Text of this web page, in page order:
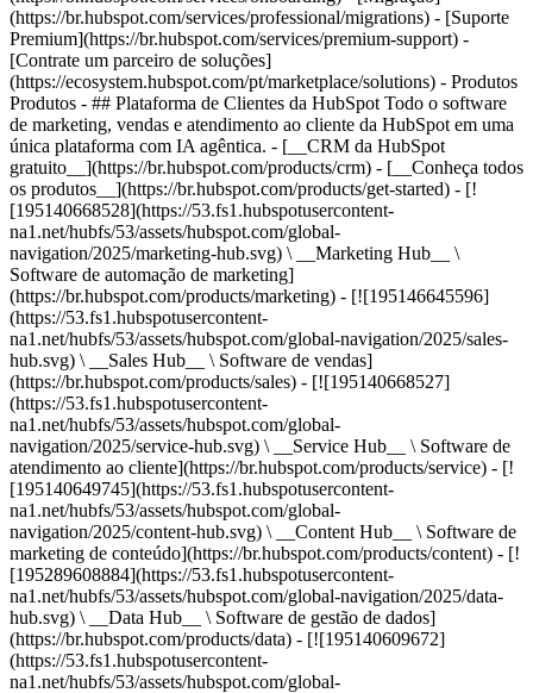
(https://br.hubspot.com/services/professional/migrations) - [Suporte
Premium](https://br.hubspot.com/services/premium-support) -
[Contrate um parceiro de soluções]
(https://ecosystem.hubspot.com/pt/marketplace/solutions) - Produtos Produtos - ## Plataforma de Clientes da HubSpot Todo o software de marketing, vendas e atendimento ao cliente da HubSpot em uma única plataforma com IA agêntica. - [__CRM da HubSpot gratuito__](https://br.hubspot.com/products/crm) - [__Conheça todos os produtos__](https://br.hubspot.com/products/get-started) - [![195140668528](https://53.fs1.hubspotusercontent-na1.net/hubfs/53/assets/hubspot.com/global-navigation/2025/marketing-hub.svg) \ __Marketing Hub__ \ Software de automação de marketing](https://br.hubspot.com/products/marketing) - [![195146645596](https://53.fs1.hubspotusercontent-na1.net/hubfs/53/assets/hubspot.com/global-navigation/2025/sales-hub.svg) \ __Sales Hub__ \ Software de vendas](https://br.hubspot.com/products/sales) - [![195140668527](https://53.fs1.hubspotusercontent-na1.net/hubfs/53/assets/hubspot.com/global-navigation/2025/service-hub.svg) \ __Service Hub__ \ Software de atendimento ao cliente](https://br.hubspot.com/products/service) - [![195140649745](https://53.fs1.hubspotusercontent-na1.net/hubfs/53/assets/hubspot.com/global-navigation/2025/content-hub.svg) \ __Content Hub__ \ Software de marketing de conteúdo](https://br.hubspot.com/products/content) - [![195289608884](https://53.fs1.hubspotusercontent-na1.net/hubfs/53/assets/hubspot.com/global-navigation/2025/data-hub.svg) \ __Data Hub__ \ Software de gestão de dados](https://br.hubspot.com/products/data) - [![195140609672](https://53.fs1.hubspotusercontent-na1.net/hubfs/53/assets/hubspot.com/global-navigation/2025/commerce-hub.svg) \ __Revenue Hub__ \ Software de CPQ, faturamento e pagamentos](https://br.hubspot.com/products/revenue) - [![ProductIcons_AgentHub_Icon_Orange](https://53.fs1.hubspotusercontent-na1.net/hubfs/53/assets/webteam-cms-portal/images/breeze/ProductIcons_AgentHub_Icon_Orange.svg) \ __Agent Hub__ \ O espaço central para criar e gerenciar agentes de IA em toda a plataforma](https://br.hubspot.com/products/artificial-intelligence) - [![188619147390](https://53.fs1.hubspotusercontent-na1.net/hubfs/53/assets/hubspot.com/global-navigation/help-me-choose-tool.svg) \ __Precisa de ajuda para escolher?__ \ Responda algumas perguntas e nós te ajudaremos a achar os produtos ideais para o seu negócio.](https://br.hubspot.com/products/help-me-choose) - [![195140649746](https://53.fs1.hubspotusercontent-na1.net/hubfs/53/assets/hubspot.com/global-navigation/2025/small-business.svg) \ __Pacote para pequenas empresas__ \ A edição Starter de cada produto, desenvolvida para startups e pequenas empresas](https://br.hubspot.com/products/crm/starter) - [![210646671655](https://53.fs1.hubspotusercontent-na1.net/hubfs/53/assets/hubspot.com/global-navigation/2025/aeo.svg) \ __AEO (Beta)__ \ Ferramentas de otimização para mecanismos de resposta que rastreiam e melhoram a visibilidade da sua marca nos resultados de IA.](https://br.hubspot.com/products/aeo) - [![195140649747](https://53.fs1.hubspotusercontent-na1.net/hubfs/53/assets/hubspot.com/global-navigation/2025/app-marketplace.svg) \ __HubSpot Marketplace__ \ Conecte seus aplicativos favoritos à HubSpot](https://ecosystem.hubspot.com/pt/marketplace/apps) - Soluções Soluções - Por tipo de uso - ## Marketing - [Gere leads](https://br.hubspot.com/use-case/drive-revenue-high-quality-leads) - [Automatize o marketing](https://br.hubspot.com/use-case/maximize-efficiency-ai-automation) - ## Vendas - [Crie pipelines](https://br.hubspot.com/use-case/build-sales-pipeline) - [Fechar negócios](https://br.hubspot.com/use-case/close-more-deals) - ## Atendimento ao cliente - [Expanda o suporte](https://br.hubspot.com/use-case/scale-customer-service-support) - [Melhore a retenção](https://br.hubspot.com/use-case/drive-customer-satisfaction) - ## Conteúdo - [Crie conteúdo](https://br.hubspot.com/use-case/create-content-for-customer-journey) - [Gerencie conteúdo](https://br.hubspot.com/use-case/manage-content) - ## Startups e pequenas empresas - [Encontre e alcance clientes](https://br.hubspot.com/use-case/find-and-reach-customers) - [Aumente as vendas e receba pagamentos](https://br.hubspot.com/use-case/grow-sales-and-get-paid-faster) - [Organize os dados do cliente](https://br.hubspot.com/use-case/understand-and-organize-customer-data) - ## Inteligência artificial - [Resolva dúvidas de seus clientes 24/7](https://br.hubspot.com/products/artificial-intelligence/ai-customer-service-agent) - [Automatize a prospecção de vendas](https://br.hubspot.com/products/sales/ai-prospecting-agent) - [Faça uma análise mais rápida de seus clientes](https://br.hubspot.com/products/artificial-intelligence/ai-data-agent) - Por tamanho da equipe - ## Por tamanho da equipe - ![195309752641](https://53.fs1.hubspotusercontent-na1.net/hub/53/hubfs/assets/hubspot.com/global-navigation/2025/Small%20Businesses%20%26%20Start%20ups.webp?%20Start%20ups.webp&width=1035&height=450&name=Small%20Businesses%20%26%20Start%20ups.webp%3F%20Start%20ups.webp) ### Para pequenas empresas e startups A Plataforma de Clientes Starter da HubSpot ajuda sua startup ou pequena empresa em crescimento a encontrar e conquistar clientes desde o primeiro dia. [Saiba mais sobre a Plataforma de Clientes Starter da HubSpot](https://br.hubspot.com/products/crm/starter) - ![195309752642](https://53.fs1.hubspotusercontent-na1.net/hub/53/hubfs/assets/hubspot.com/global-navigation/2025/Enterprise.webp?width=1035&height=450&name=Enterprise.webp) ### Para grandes empresas A Plataforma de Clientes Enterprise integrada da HubSpot é poderosa e fácil de usar. [Saiba mais sobre a Plataforma de Clientes Enterprise da HubSpot](https://br.hubspot.com/products/crm/enterprise) - Por que a HubSpot? - ## Por que a HubSpot? - ![195309752643](https://53.fs1.hubspotusercontent-na1.net/hub/53/hubfs/assets/hubspot.com/global-navigation/2025/Why%20Choose%20HubSpot.webp?width=1035&height=450&name=Why%20Choose%20HubSpot.webp) ### Por que escolher a HubSpot? Depois de apenas um ano, os clientes da HubSpot adquirem 129% mais leads, fecham 36% mais negócios e observam uma melhoria de 37% nas taxas de fechamento de tickets. [Saiba mais sobre o que diferencia a solução da HubSpot](https://br.hubspot.com/why-choose-hubspot) - ![195303448595](https://53.fs1.hubspotusercontent-na1.net/hub/53/hubfs/assets/hubspot.com/global-navigation/2025/Case%20Studies.webp?width=1035&height=450&name=Case%20Studies.webp) ### Estudos de caso Conheça empresas como a sua em todo o mundo que usam a HubSpot para unir suas equipes, capacitar seus negócios e crescer melhor. [Veja todos os estudos de caso](https://br.hubspot.com/case-studies) - ![191228329371](https://53.fs1.hubspotusercontent-na1.net/hub/53/hubfs/spotlight_resized_518x225.png?width=518&height=225&name=spotlight_resized_518x225.png) ### Spotlight: atualizações de produtos Saiba mais sobre os lançamentos e anúncios de produtos da HubSpot nesta vitrine semestral de produtos. [Veja as atualizações de nossos produtos](https://br.hubspot.com/spotlight) - [Preços](https://br.hubspot.com/pricing/suite/starter) - Recursos Recursos - ## Link em destaque - [Spotlight: atualizações de produtos](https://br.hubspot.com/spotlight) - [Novidades na HubSpot](https://br.hubspot.com/new) - [Por que escolher a HubSpot?](https://br.hubspot.com/why-choose-hubspot) - [Sustentabilidade \ EN](https://www.hubspot.com/sustainability) - ## Comunidade e eventos - [Evento UNBOUND](https://unbound.hubspot.com/) - [Webinares](https://br.hubspot.com/resources/webinar#resource-library-page-headers) - [Comunidade HubSpot](https://community.hubspot.com/) - [Grupos de Usuários da HubSpot \ EN](https://www.hubspot.com/hubspot-user-groups) - ## Parceiros - [Programa de Parceiros de Soluções](https://br.hubspot.com/partners/solutions) - [Programa de Parceiros Afiliados](https://br.hubspot.com/partners/affiliates) - ## Educação - [O Manual do Loop Marketing](https://br.hubspot.com/loop-marketing) - [O que é inbound marketing?](https://br.hubspot.com/inbound-marketing) - [Blogs da HubSpot](https://br.hubspot.com/blog) - [Cursos e certificações gratuitos](https://academy.hubspot.com/pt/) - [E-books, guias e muito mais](https://br.hubspot.com/resources) - [Central de Conhecimento da HubSpot](https://knowledge.hubspot.com/pt) - ## Ferramentas - [Templates para sites](https://ecosystem.hubspot.com/pt/marketplace/templates) - [Ferramentas para desenvolvedores](https://br.developers.hubspot.com/) - ## Serviços - [Onboarding](https://br.hubspot.com/services/onboarding) - [Migração](https://br.hubspot.com/services/professional/migrations) - [Suporte Premium](https://br.hubspot.com/services/premium-support) - [Contrate um parceiro de soluções](https://ecosystem.hubspot.com/pt/marketplace/solutions) - Sobre Sobre - [Sobre nós](https://br.hubspot.com/our-story) - [Trabalhe conosco](https://www.hubspot.com/careers) - [Entre em contato conosco](https://br.hubspot.com/company/contact) - [Relações com investidores](https://ir.hubspot.com/) - [Equipe de gestão](https://br.hubspot.com/company/management) [Comece a usar grátis com as ferramentas da HubSpot](https://app.hubspot.com/signup-hubspo